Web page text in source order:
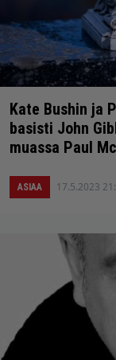
Kate Bushin ja
basisti John
muassa Paul
ASIAA 17.5.2023